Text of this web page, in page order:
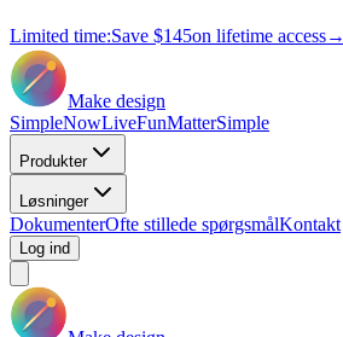
Limited time:Save $145on lifetime access→
Make design
SimpleNowLiveFunMatterSimple
Produkter
Løsninger
DokumenterOfte stillede spørgsmålKontakt
Log ind